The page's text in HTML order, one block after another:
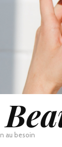
au besoin